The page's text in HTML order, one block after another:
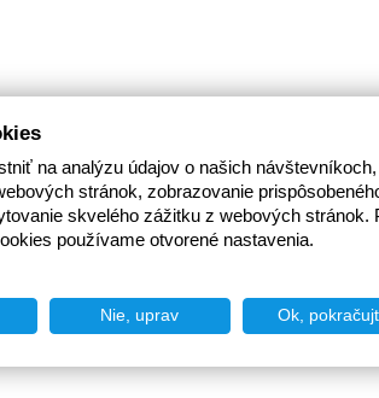
na analýzu údajov o našich
stránok, zobrazovanie
skvelého zážitku z webových stránok.
používame otvorené nastavenia.
Nie, uprav Ok,